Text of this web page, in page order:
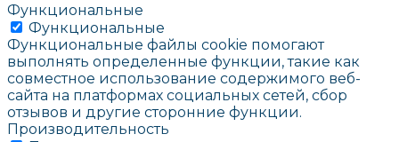
Функциональные
Функциональные
Функциональные файлы cookie помогают
выполнять определенные функции, такие как
совместное использование содержимого веб-
сайта на платформах социальных сетей, сбор
отзывов и другие сторонние функции.
Производительность